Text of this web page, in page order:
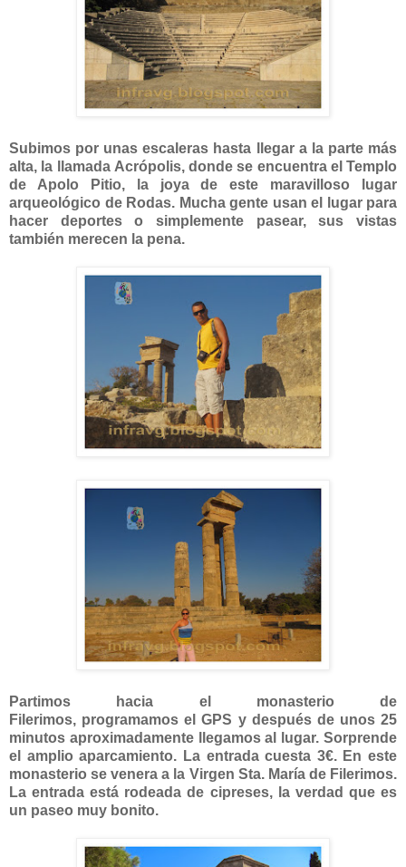
Subimos por unas escaleras hasta llegar a la parte más
alta, la llamada Acrópolis, donde se encuentra el Templo
de Apolo Pitio, la joya de este maravilloso lugar
arqueológico de Rodas. Mucha gente usan el lugar para
hacer deportes o simplemente pasear, sus vistas
también merecen la pena.
Partimos hacia el monasterio de
Filerimos, programamos el GPS y después de unos 25
minutos aproximadamente llegamos al lugar. Sorprende
el amplio aparcamiento. La entrada cuesta 3€. En este
monasterio se venera a la Virgen Sta. María de Filerimos.
La entrada está rodeada de cipreses, la verdad que es
un paseo muy bonito.